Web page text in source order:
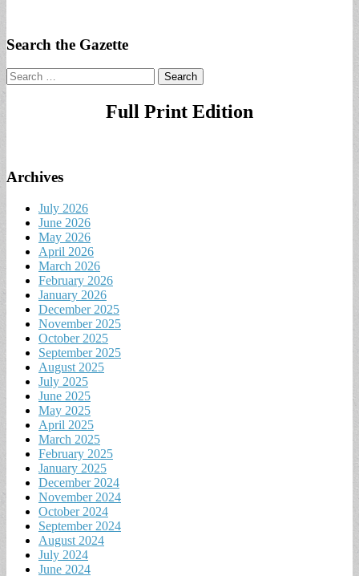
Search the Gazette
Search
for:
Full Print Edition
Archives
July 2026
June 2026
May 2026
April 2026
March 2026
February 2026
January 2026
December 2025
November 2025
October 2025
September 2025
August 2025
July 2025
June 2025
May 2025
April 2025
March 2025
February 2025
January 2025
December 2024
November 2024
October 2024
September 2024
August 2024
July 2024
June 2024